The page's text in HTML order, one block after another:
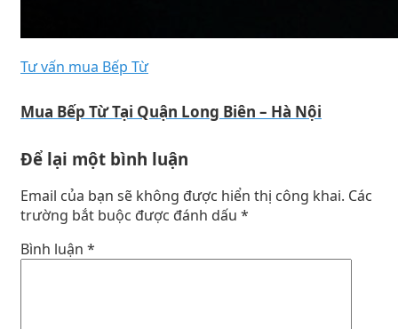
Tư vấn mua Bếp Từ
Mua Bếp Từ Tại Quận Long Biên – Hà Nội
Để lại một bình luận
Email của bạn sẽ không được hiển thị công khai. Các
trường bắt buộc được đánh dấu *
Bình luận *